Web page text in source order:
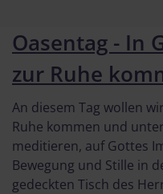
Oasentag - In
zur Ruhe
An diesem Tag wollen
Ruhe kommen und
meditieren, auf Gottes
Bewegung und Stille in
gedeckten Tisch des